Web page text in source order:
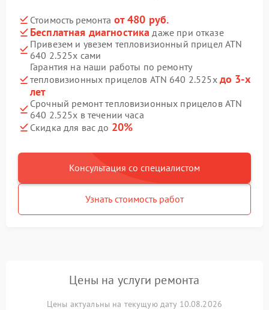
Стоимость ремонта от 480 руб.
Бесплатная диагностика даже при отказе
Привезем и увезем тепловизионный прицел ATN
640 2.525x сами
Гарантия на наши работы по ремонту
тепловизионных прицелов ATN 640 2.525x до 3-х
лет
Срочный ремонт тепловизионных прицелов ATN
640 2.525x в течении часа
Скидка для вас до 20%
Консультация со специалистом
Узнать стоимость работ
Цены на услуги ремонта
Цены актуальны на текущую дату 10.08.2026